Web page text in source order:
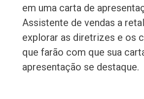
em uma carta de
Assistente de vendas a
explorar as diretrizes e os
que farão com que sua
apresentação se destaque.